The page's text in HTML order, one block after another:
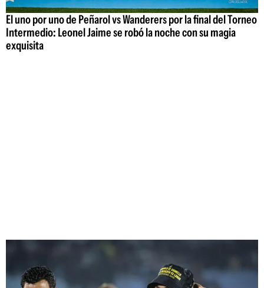
El uno por uno de Peñarol vs Wanderers por la final del Torneo
Intermedio: Leonel Jaime se robó la noche con su magia
exquisita